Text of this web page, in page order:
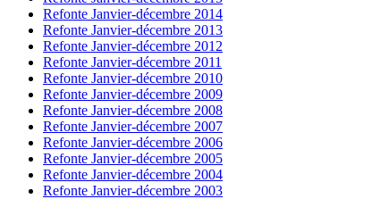
Refonte Janvier-décembre 2014
Refonte Janvier-décembre 2013
Refonte Janvier-décembre 2012
Refonte Janvier-décembre 2011
Refonte Janvier-décembre 2010
Refonte Janvier-décembre 2009
Refonte Janvier-décembre 2008
Refonte Janvier-décembre 2007
Refonte Janvier-décembre 2006
Refonte Janvier-décembre 2005
Refonte Janvier-décembre 2004
Refonte Janvier-décembre 2003